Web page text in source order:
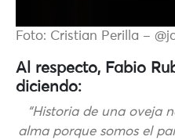
Foto: Cristian Perilla –
Al respecto, Fabio
diciendo:
“Historia de una oveja
alma porque somos el